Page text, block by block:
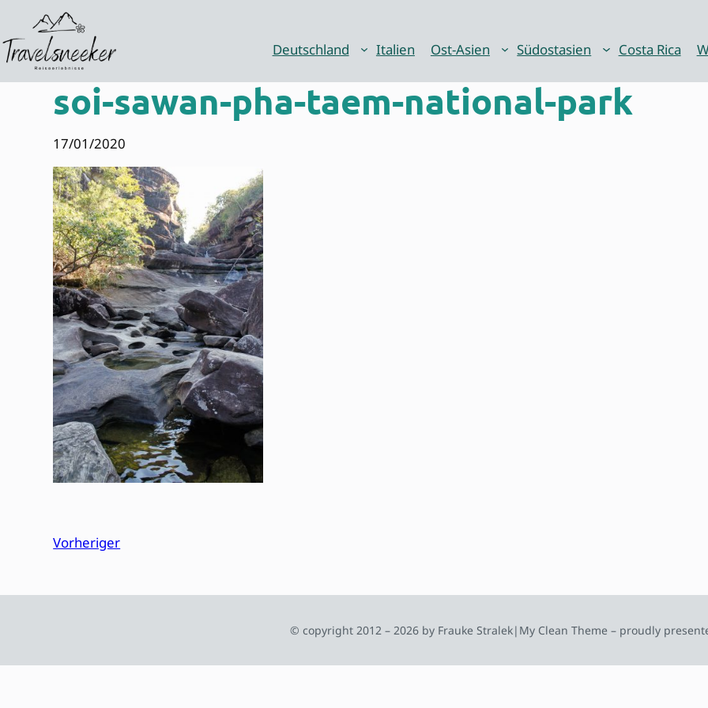
Inhalt
springen
Deutschland Italien Ost-Asien Südostasien Costa Rica
soi-sawan-pha-taem-national-park
17/01/2020
Vorheriger
© copyright 2012 – 2026 by Frauke Stralek| My Clean Theme – proudly